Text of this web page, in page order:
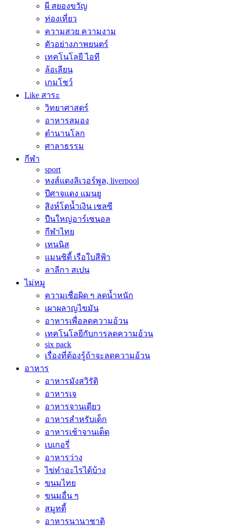
ผี สยองขวัญ
ท่องเที่ยว
ความสวย ความงาม
ตัวอย่างภาพยนตร์
เทคโนโลยี ไอที
ล้อเลียน
เกมโชว์
Like สาระ
วิทยาศาสตร์
อาหารสมอง
ตำนานโลก
ศาลาธรรม
กีฬา
sport
หงส์แดงลิเวอร์พูล, liverpool
ปีศาจแดง แมนยู
สิงห์โตน้ำเงิน เชลซี
ปืนใหญ่อาร์เซนอล
กีฬาไทย
เทนนิส
แมนซิตี้ เรือใบสีฟ้า
ลาลีกา สเปน
ไม่หมู
ความเชื่อผิด ๆ ลดน้ำหนัก
เผาผลาญไขมัน
อาหารเพื่อลดความอ้วน
เทคโนโลยีกับการลดความอ้วน
six pack
เรื่องที่ต้องรู้ถ้าจะลดความอ้วน
อาหาร
อาหารมังสวิรัติ
อาหารเจ
อาหารจานเดียว
อาหารสำหรับเด็ก
อาหารเช้าจานเด็ด
เบเกอรี่
อาหารว่าง
ไข่ทำอะไรได้บ้าง
ขนมไทย
ขนมอื่น ๆ
สมูทตี้
อาหารนานาชาติ